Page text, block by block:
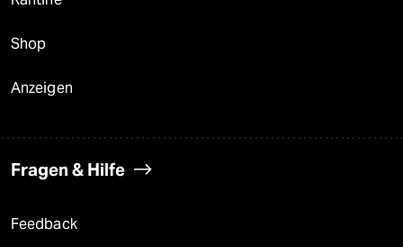
Shop
Anzeigen
Fragen & Hilfe
Feedback